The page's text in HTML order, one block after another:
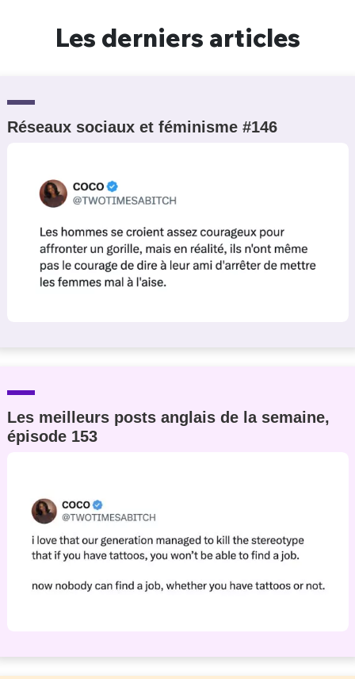
Les derniers articles
Réseaux sociaux et féminisme #146
Les meilleurs posts anglais de la semaine,
épisode 153
Un Thread